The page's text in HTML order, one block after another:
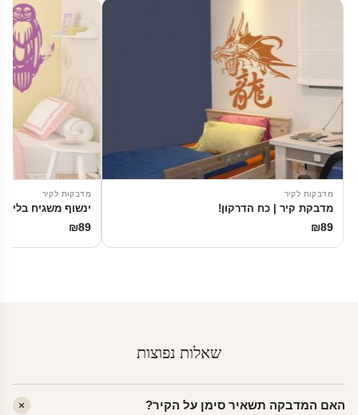
מדבקות לקיר
מדבקת קיר | כח הדרקון!
₪89
מדבקות לקיר
ינשוף משגיח בלילה
₪89
שאלות נפוצות
האם המדבקה תשאיר סימן על הקיר?